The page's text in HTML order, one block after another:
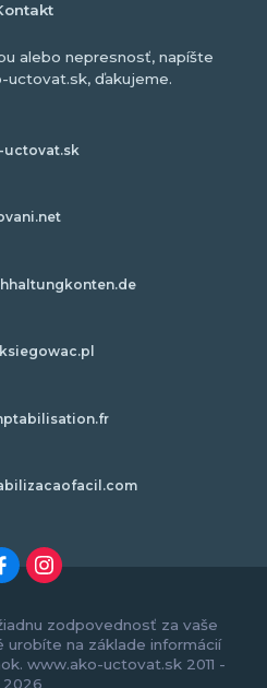
alebo nepresnosť, napíšte
uctovat.sk, ďakujeme.
uctovat.sk
zodpovednosť za vaše
urobíte na základe informácií
www.ako-uctovat.sk 2011 -
2026